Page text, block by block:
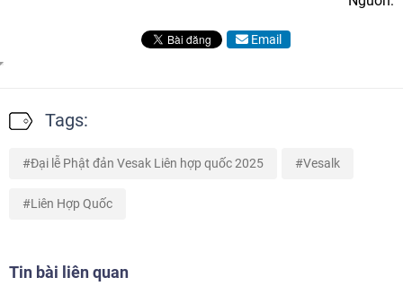
Email
Tags:
Đại lễ Phật đản Vesak Liên hợp quốc 2025 Vesalk
Liên Hợp Quốc
Tin bài liên quan